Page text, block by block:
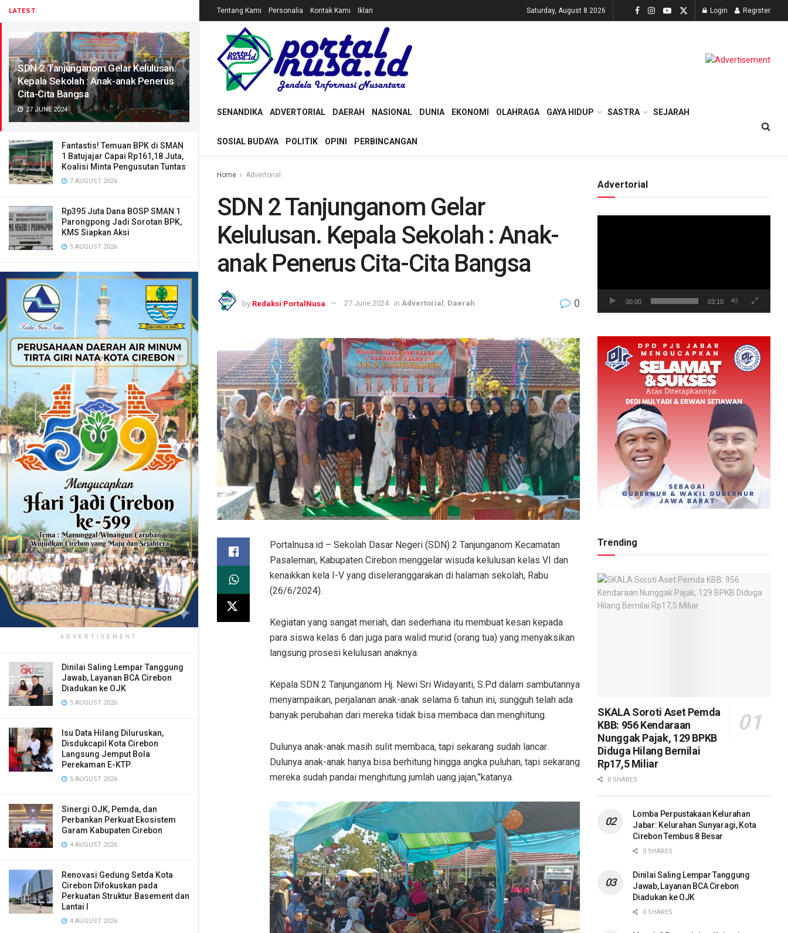
LATEST
SDN 2 Tanjunganom Gelar Kelulusan.
Kepala Sekolah : Anak-anak Penerus
Cita-Cita Bangsa
27 JUNE 2024
Fantastis! Temuan BPK di SMAN
1 Batujajar Capai Rp161,18 Juta,
Koalisi Minta Pengusutan Tuntas
7 AUGUST 2026
Rp395 Juta Dana BOSP SMAN 1
Parongpong Jadi Sorotan BPK,
KMS Siapkan Aksi
5 AUGUST 2026
ADVERTISEMENT
Dinilai Saling Lempar Tanggung
Jawab, Layanan BCA Cirebon
Diadukan ke OJK
5 AUGUST 2026
​Isu Data Hilang Diluruskan,
Disdukcapil Kota Cirebon
Langsung Jemput Bola
Perekaman E-KTP
5 AUGUST 2026
Sinergi OJK, Pemda, dan
Perbankan Perkuat Ekosistem
Garam Kabupaten Cirebon
4 AUGUST 2026
Renovasi Gedung Setda Kota
Cirebon Difokuskan pada
Perkuatan Struktur Basement dan
Lantai I
4 AUGUST 2026
Tentang Kami Personalia Kontak Kami Iklan Saturday, August 8 2026 Login Register
SENANDIKA ADVERTORIAL DAERAH NASIONAL DUNIA EKONOMI OLAHRAGA GAYA HIDUP SASTRA SEJARAH
SOSIAL BUDAYA POLITIK OPINI PERBINCANGAN
Home Advertorial
SDN 2 Tanjunganom Gelar
Kelulusan. Kepala Sekolah : Anak-
anak Penerus Cita-Cita Bangsa
by Redaksi PortalNusa 27 June 2024 in Advertorial , Daerah 0
Portalnusa.id – Sekolah Dasar Negeri (SDN) 2 Tanjunganom Kecamatan
Pasaleman, Kabupaten Cirebon menggelar wisuda kelulusan kelas VI dan
kenaikkan kela I-V yang diseleranggarakan di halaman sekolah, Rabu
(26/6/2024).
Kegiatan yang sangat meriah, dan sederhana itu membuat kesan kepada
para siswa kelas 6 dan juga para walid murid (orang tua) yang menyaksikan
langsung prosesi kelulusan anaknya.
Kepala SDN 2 Tanjunganom Hj. Newi Sri Widayanti, S.Pd dalam sambutannya
menyampaikan, perjalanan anak-anak selama 6 tahun ini, sungguh telah ada
banyak perubahan dari mereka tidak bisa membaca dan menghitung.
Dulunya anak-anak masih sulit membaca, tapi sekarang sudah lancar.
Dulunya anak-anak hanya bisa berhitung hingga angka puluhan, tapi sekarang
mereka sudah pandai menghitung jumlah uang jajan,”katanya.
Advertorial
00:00 03:10
Trending
SKALA Soroti Aset Pemda
KBB: 956 Kendaraan
Nunggak Pajak, 129 BPKB
Diduga Hilang Bernilai
Rp17,5 Miliar
0 SHARES
Lomba Perpustakaan Kelurahan
Jabar: Kelurahan Sunyaragi, Kota
Cirebon Tembus 8 Besar
0 SHARES
Dinilai Saling Lempar Tanggung
Jawab, Layanan BCA Cirebon
Diadukan ke OJK
0 SHARES